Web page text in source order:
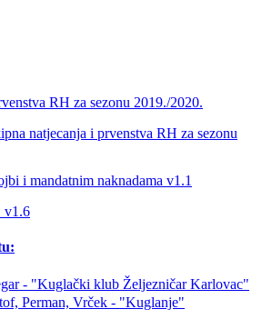
RH za sezonu 2019./2020.
natjecanja i prvenstva RH za sezonu
i mandatnim naknadama v1.1
- "Kuglački klub Željezničar Karlovac"
Perman, Vrček - "Kuglanje"